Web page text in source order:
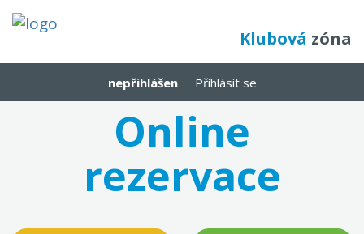
Klubová zóna
nepřihlášen Přihlásit se
Online
rezervace